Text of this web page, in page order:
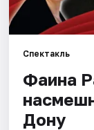
Спектакль
Фаина
Дону